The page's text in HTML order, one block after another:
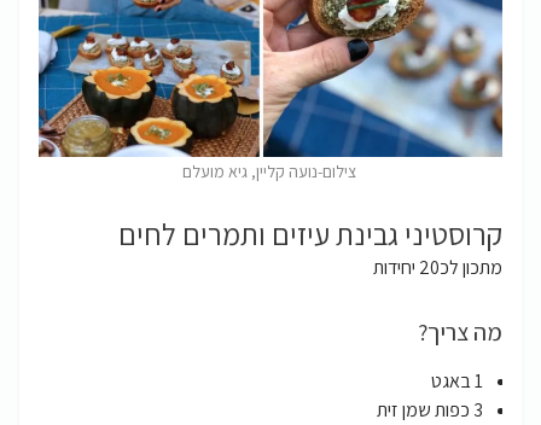
צילום-נועה קליין, גיא מועלם
קרוסטיני גבינת עיזים ותמרים לחים
מתכון לכ20 יחידות
מה צריך?
1 באגט
3 כפות שמן זית